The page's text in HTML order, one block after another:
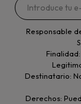
Responsable
Destinatario:
Derechos: